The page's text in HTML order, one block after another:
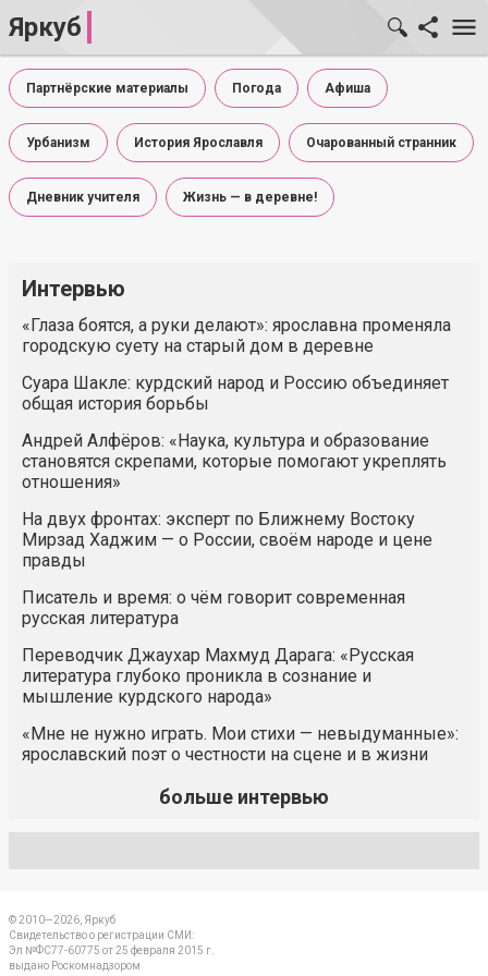
Яркуб
Партнёрские материалы Погода Афиша
Урбанизм История Ярославля Очарованный странник
Дневник учителя Жизнь — в деревне!
Интервью
«Глаза боятся, а руки делают»: ярославна променяла
городскую суету на старый дом в деревне
Суара Шакле: курдский народ и Россию объединяет
общая история борьбы
Андрей Алфёров: «Наука, культура и образование
становятся скрепами, которые помогают укреплять
отношения»
На двух фронтах: эксперт по Ближнему Востоку
Мирзад Хаджим — о России, своём народе и цене
правды
Писатель и время: о чём говорит современная
русская литература
Переводчик Джаухар Махмуд Дарага: «Русская
литература глубоко проникла в сознание и
мышление курдского народа»
«Мне не нужно играть. Мои стихи — невыдуманные»:
ярославский поэт о честности на сцене и в жизни
больше интервью
© 2010—2026, Яркуб
Свидетельство о регистрации СМИ:
Эл №ФС77-60775 от 25 февраля 2015 г.
выдано Роскомнадзором